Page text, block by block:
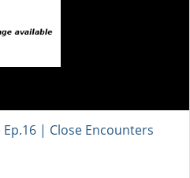
| Close Encounters